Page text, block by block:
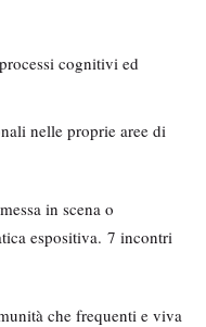
cognitivi ed
nelle proprie aree di
in scena o
espositiva. 7 incontri
che frequenti e viva